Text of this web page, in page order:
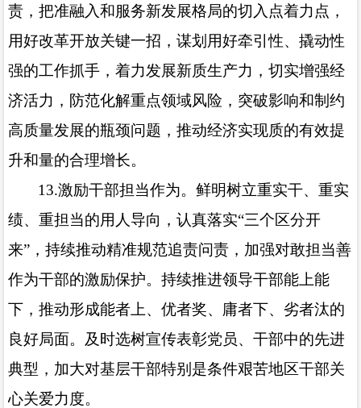
责，把准融入和服务新发展格局的切入点着力点，
用好改革开放关键一招，谋划用好牵引性、撬动性
强的工作抓手，着力发展新质生产力，切实增强经
济活力，防范化解重点领域风险，突破影响和制约
高质量发展的瓶颈问题，推动经济实现质的有效提
升和量的合理增长。
13.激励干部担当作为。鲜明树立重实干、重实
绩、重担当的用人导向，认真落实“三个区分开
来”，持续推动精准规范追责问责，加强对敢担当善
作为干部的激励保护。持续推进领导干部能上能
下，推动形成能者上、优者奖、庸者下、劣者汰的
良好局面。及时选树宣传表彰党员、干部中的先进
典型，加大对基层干部特别是条件艰苦地区干部关
心关爱力度。